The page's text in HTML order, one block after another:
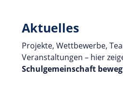
Aktuelles
Projekte, Wettbewerbe,
Veranstaltungen – hier
Schulgemeinschaft